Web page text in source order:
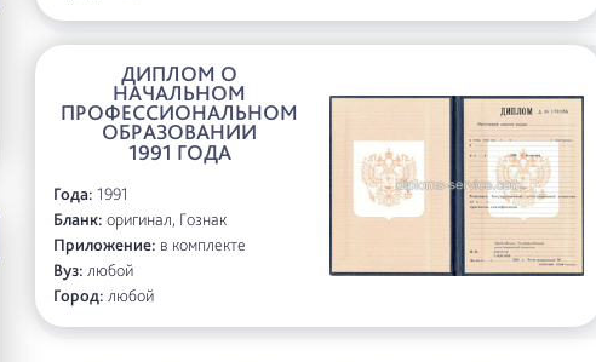
ДИПЛОМ О
НАЧАЛЬНОМ
ПРОФЕССИОНАЛЬНОМ
ОБРАЗОВАНИИ
1991 ГОДА
Года: 1991
Бланк: оригинал, Гознак
Приложение: в комплекте
Вуз: любой
Город: любой